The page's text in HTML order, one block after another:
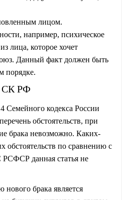
лицом.
например, психическое
лица, которое хочет
Данный факт должен быть
порядке.
СК РФ
Семейного кодекса России
обстоятельств, при
брака невозможно. Каких-
обстоятельств по сравнению с
данная статья не
брака является